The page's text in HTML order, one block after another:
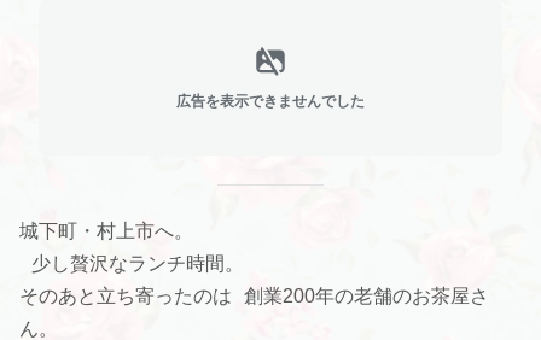
広告を表示できませんでした
城下町・村上市へ。
少し贅沢なランチ時間。
そのあと立ち寄ったのは 創業200年の老舗のお茶屋さ
ん。